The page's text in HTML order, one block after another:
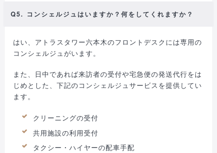
Q5. コンシェルジュはいますか？何をしてくれますか？
はい、アトラスタワー六本木のフロントデスクには専用の
コンシェルジュがいます。
また、日中であれば来訪者の受付や宅急便の発送代行をは
じめとした、下記のコンシェルジュサービスを提供してい
ます。
クリーニングの受付
共用施設の利用受付
タクシー・ハイヤーの配車手配